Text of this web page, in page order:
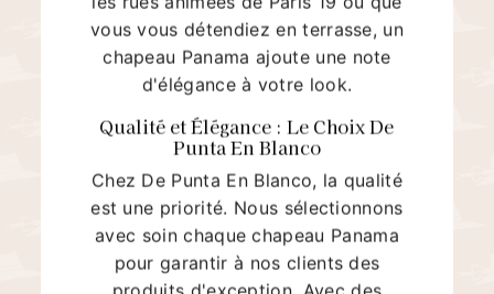
vous vous détendiez en terrasse, un
chapeau Panama ajoute une note
d'élégance à votre look.
Qualité et Élégance : Le Choix De
Punta En Blanco
Chez De Punta En Blanco, la qualité
est une priorité. Nous sélectionnons
avec soin chaque chapeau Panama
pour garantir à nos clients des
produits d'exception. Avec des